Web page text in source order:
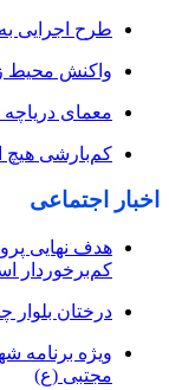
طرح اجرایی به
واکنش محیط
معمای دریاچه
کم‌بارشی هیچ
اخبار اجتماعی
هدف نهایی
کم‌برخوردار
درختان بلوار
ویژه برنامه
مجتبی (ع)